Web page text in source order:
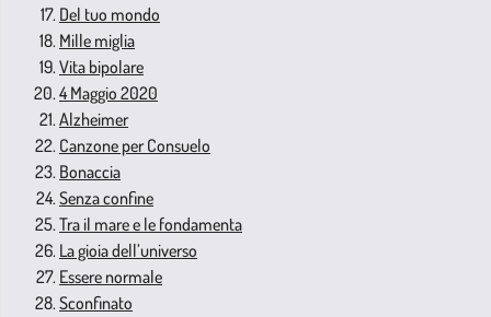
Del tuo mondo
Mille miglia
Vita bipolare
4 Maggio 2020
Alzheimer
Canzone per Consuelo
Bonaccia
Senza confine
Tra il mare e le fondamenta
La gioia dell’universo
Essere normale
Sconfinato